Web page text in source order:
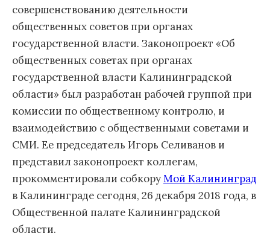
совершенствованию деятельности
общественных советов при органах
государственной власти. Законопроект «Об
общественных советах при органах
государственной власти Калининградской
области» был разработан рабочей группой при
комиссии по общественному контролю, и
взаимодействию с общественными советами и
СМИ. Ее председатель Игорь Селиванов и
представил законопроект коллегам,
прокомментировали собкоруМой Калининград
в Калининграде сегодня, 26 декабря 2018 года, в
Общественной палате Калининградской
области.